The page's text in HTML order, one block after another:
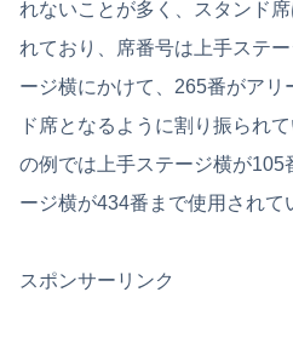
れないことが多く、スタンド
れており、席番号は上手ステ
ージ横にかけて、265番がアリ
ド席となるように割り振られ
の例では上手ステージ横が105
ージ横が434番まで使用されて
スポンサーリンク